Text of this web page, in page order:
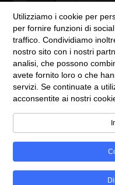
SEZIONE LEGALE
Cookie Policy
Privacy Policy
©Copyright
Utilizziamo i cookie per
per fornire funzioni di
traffico. Condividiamo
nostro sito con i nostri
analisi, che possono
avete fornito loro o che
servizi. Se continuate a
acconsentite ai nostri